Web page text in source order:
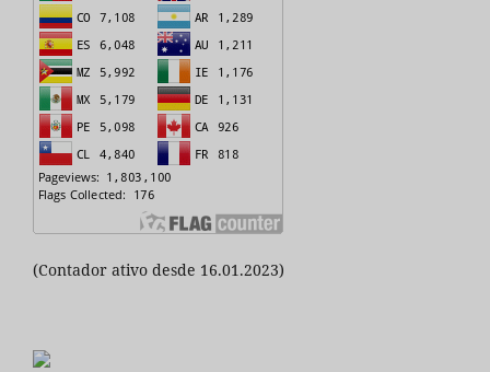
(Contador ativo desde 16.01.2023)